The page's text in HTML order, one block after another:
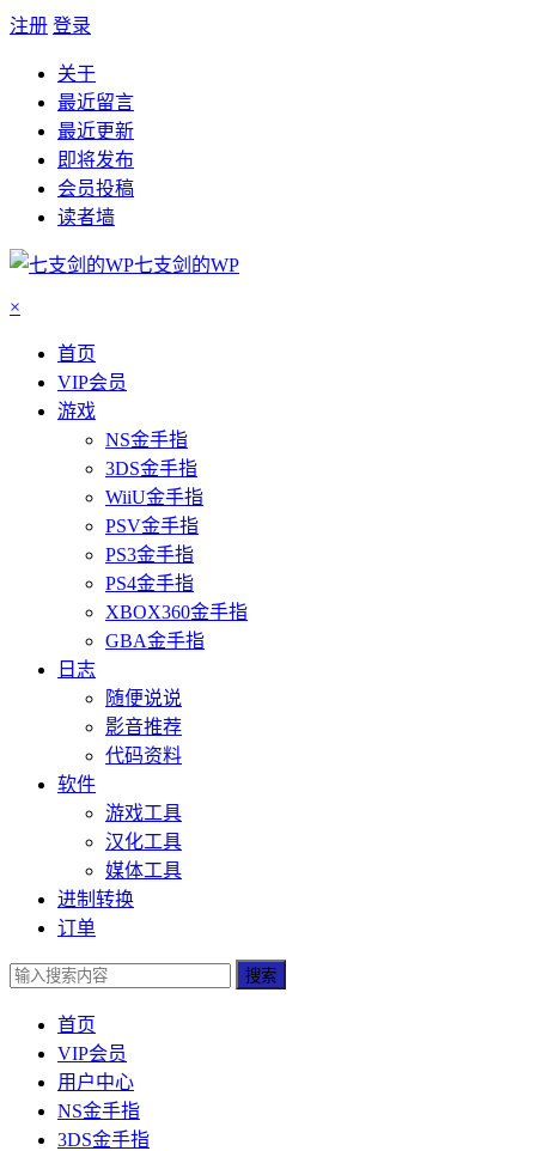
注册 登录
关于
最近留言
最近更新
即将发布
会员投稿
读者墙
七支剑的WP
×
首页
VIP会员
游戏
NS金手指
3DS金手指
WiiU金手指
PSV金手指
PS3金手指
PS4金手指
XBOX360金手指
GBA金手指
日志
随便说说
影音推荐
代码资料
软件
游戏工具
汉化工具
媒体工具
进制转换
订单
搜索
首页
VIP会员
用户中心
NS金手指
3DS金手指